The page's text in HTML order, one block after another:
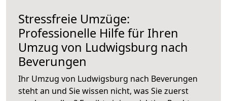
Stressfreie Umzüge:
Professionelle Hilfe für Ihren
Umzug von Ludwigsburg nach
Beverungen
Ihr Umzug von Ludwigsburg nach Beverungen
steht an und Sie wissen nicht, was Sie zuerst